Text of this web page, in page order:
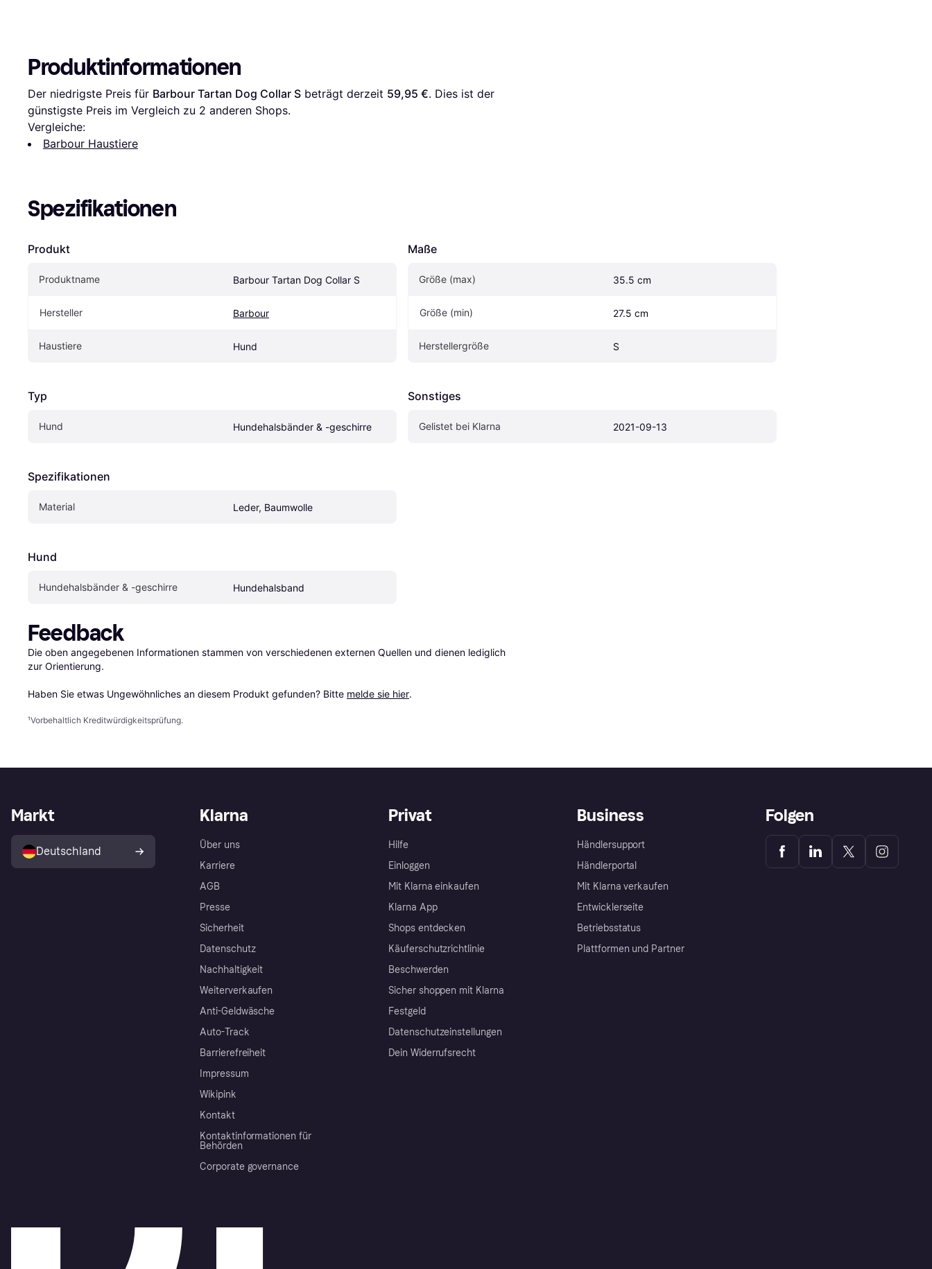
Produktinformationen
Der niedrigste Preis für Barbour Tartan Dog Collar S beträgt derzeit 59,95 €. Dies ist der
günstigste Preis im Vergleich zu 2 anderen Shops.
Vergleiche:
Barbour Haustiere
Spezifikationen
Produkt
Produktname Barbour Tartan Dog Collar S
Hersteller Barbour
Haustiere Hund
Typ
Hund Hundehalsbänder & -geschirre
Spezifikationen
Material Leder, Baumwolle
Hund
Hundehalsbänder & -geschirre Hundehalsband
Maße
Größe (max) 35.5 cm
Größe (min) 27.5 cm
Herstellergröße S
Sonstiges
Gelistet bei Klarna 2021-09-13
Feedback
Die oben angegebenen Informationen stammen von verschiedenen externen Quellen und dienen lediglich
zur Orientierung.
Haben Sie etwas Ungewöhnliches an diesem Produkt gefunden? Bitte melde sie hier.
¹Vorbehaltlich Kreditwürdigkeitsprüfung.
Klarna
Über uns
Karriere
AGB
Presse
Sicherheit
Datenschutz
Nachhaltigkeit
Weiterverkaufen
Anti-Geldwäsche
Auto-Track
Barrierefreiheit
Impressum
Wikipink
Kontakt
Kontaktinformationen für
Behörden
Corporate governance
Privat
Hilfe
Einloggen
Mit Klarna einkaufen
Klarna App
Shops entdecken
Käuferschutzrichtlinie
Beschwerden
Sicher shoppen mit Klarna
Festgeld
Datenschutzeinstellungen
Dein Widerrufsrecht
Business
Händlersupport
Händlerportal
Mit Klarna verkaufen
Entwicklerseite
Betriebsstatus
Plattformen und Partner
Markt
Deutschland
Folgen